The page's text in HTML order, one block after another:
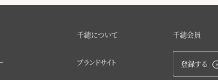
千總について
ブランドサイト
千總会員
登録する